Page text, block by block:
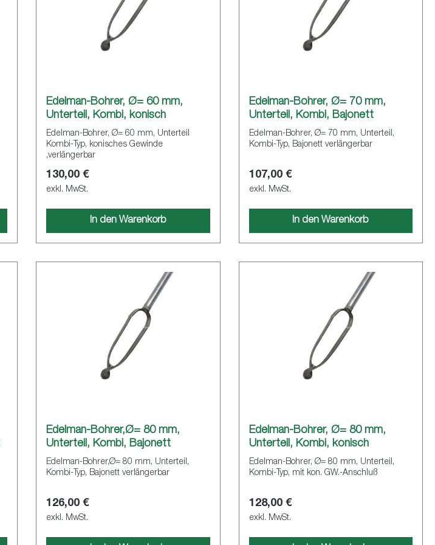
Edelman-Bohrer, Ø= 60 mm,
Unterteil, Kombi, konisch
Edelman-Bohrer, Ø= 60 mm, Unterteil
Kombi-Typ, konisches Gewinde
,verlängerbar
130,00 €
exkl. MwSt.
In den Warenkorb
Edelman-Bohrer, Ø= 70 mm,
Unterteil, Kombi, Bajonett
Edelman-Bohrer, Ø= 70 mm, Unterteil,
Kombi-Typ, Bajonett verlängerbar
107,00 €
exkl. MwSt.
In den Warenkorb
Edelman-Bohrer,Ø= 80 mm,
Unterteil, Kombi, Bajonett
Edelman-Bohrer,Ø= 80 mm, Unterteil,
Kombi-Typ, Bajonett verlängerbar
126,00 €
exkl. MwSt.
Edelman-Bohrer, Ø= 80 mm,
Unterteil, Kombi, konisch
Edelman-Bohrer, Ø= 80 mm, Unterteil,
Kombi-Typ, mit kon. GW.-Anschluß
128,00 €
exkl. MwSt.